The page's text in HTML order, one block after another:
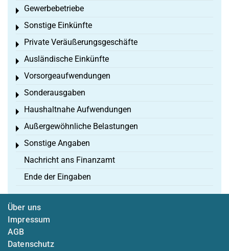
Gewerbebetriebe
Toggle menu
Sonstige Einkünfte
Toggle menu
Private Veräußerungsgeschäfte
Toggle menu
Ausländische Einkünfte
Toggle menu
Vorsorgeaufwendungen
Toggle menu
Sonderausgaben
Toggle menu
Haushaltnahe Aufwendungen
Toggle menu
Außergewöhnliche Belastungen
Toggle menu
Sonstige Angaben
Toggle menu
Nachricht ans Finanzamt
Ende der Eingaben
Über uns
Impressum
AGB
Datenschutz